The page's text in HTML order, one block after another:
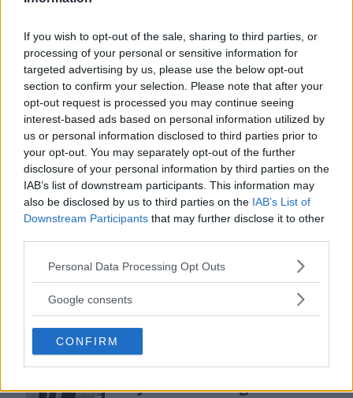
If you wish to opt-out of the sale, sharing to third parties, or
processing of your personal or sensitive information for
targeted advertising by us, please use the below opt-out
section to confirm your selection. Please note that after your
opt-out request is processed you may continue seeing
interest-based ads based on personal information utilized by
us or personal information disclosed to third parties prior to
your opt-out. You may separately opt-out of the further
disclosure of your personal information by third parties on the
IAB’s list of downstream participants. This information may
also be disclosed by us to third parties on the IAB’s List of
Downstream Participants that may further disclose it to other
Please note that this website/app uses one or more Google
not limited to your visit or usage behaviour. You may click to
use your data for below specified purposes in below Google
consent section.
Personal Data Processing Opt Outs
Google consents
CONFIRM
MEST LÄST JUST NU
DJI Osmo Pocket 4P
släppt – får 10-bitars D-
Log 2 & 3x optisk zoom
Tamron – kan vara värt
12 miljarder kronor
OM System lanserar
gratislån av kameror &
objektiv i Sverige